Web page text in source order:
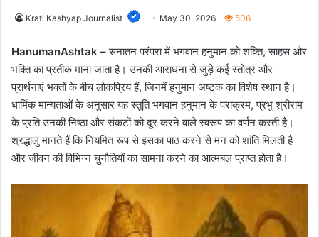
Krati Kashyap Journalist May 30, 2026 506
HanumanAshtak –सनातन परंपरा में भगवान हनुमान को शक्ति, साहस और
भक्ति का प्रतीक माना जाता है। उनकी आराधना से जुड़े कई स्तोत्र और
प्रार्थनाएं भक्तों के बीच लोकप्रिय हैं, जिनमें हनुमान अष्टक का विशेष स्थान है।
धार्मिक मान्यताओं के अनुसार यह स्तुति भगवान हनुमान के पराक्रम, प्रभु श्रीराम
के प्रति उनकी निष्ठा और संकटों को दूर करने वाले स्वरूप का वर्णन करती है।
श्रद्धालु मानते हैं कि नियमित रूप से इसका पाठ करने से मन को शांति मिलती है
और जीवन की विभिन्न चुनौतियों का सामना करने का आत्मबल प्राप्त होता है।